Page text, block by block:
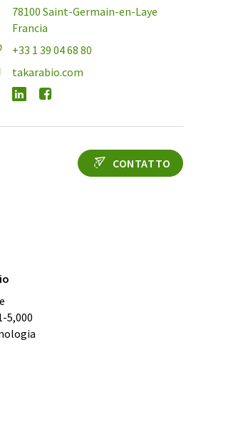
78100 Saint-Germain-en-Laye
Francia
+33 1 39 04 68 80
takarabio.com
CONTATTO
5,000